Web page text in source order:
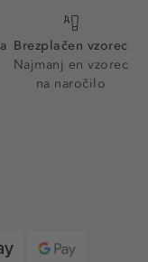
Brezplačen vzorec
Najmanj en vzorec
na naročilo